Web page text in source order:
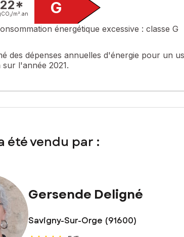
22*
m². an G
énergétique excessive : classe G
des dépenses annuelles d'énergie pour un
l'année 2021.
été vendu par :
Gersende Deligné
Savigny-Sur-Orge (91600)